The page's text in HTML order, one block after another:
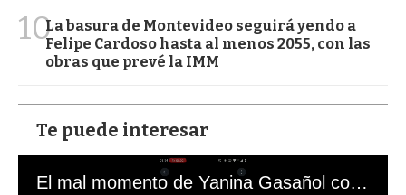
10La basura de Montevideo seguirá yendo a
Felipe Cardoso hasta al menos 2055, con las
obras que prevé la IMM
Te puede interesar
El mal momento de Yanina Gasañol con un hincha argentino en "Subrayado"